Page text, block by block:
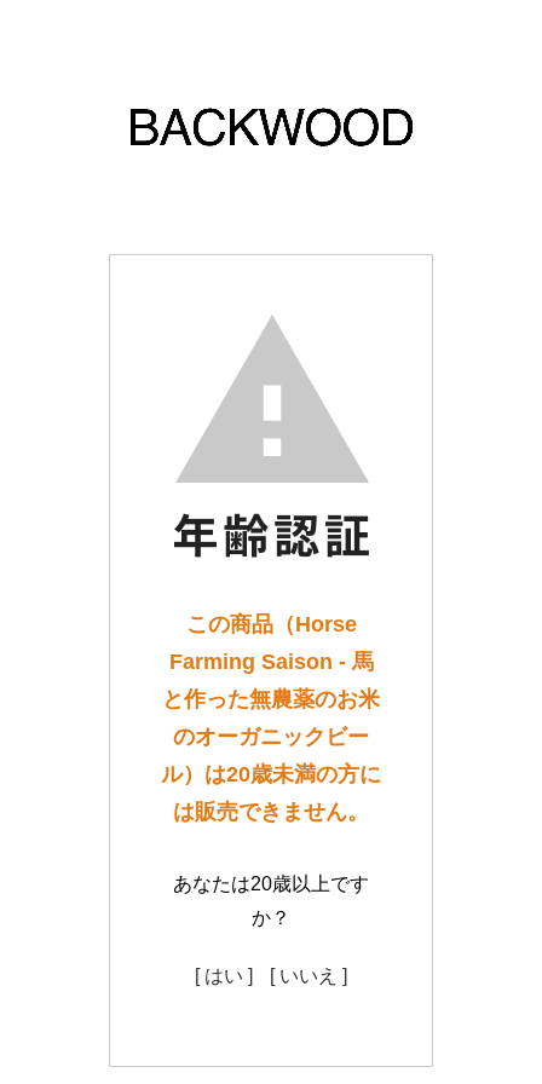
この商品（Horse
Farming Saison - 馬
と作った無農薬のお米
のオーガニックビー
ル）は20歳未満の方に
は販売できません。
あなたは20歳以上です
か？
[ はい ] [ いいえ ]